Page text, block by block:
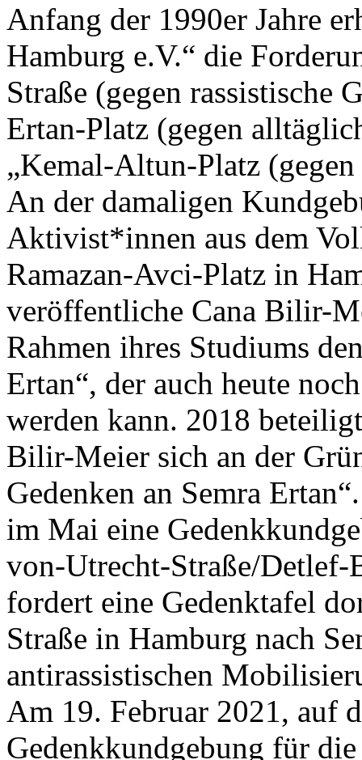
Anfang der 1990er Jahre
Hamburg e.V.“ die
Straße (gegen rassistische
Ertan-Platz (gegen
„Kemal-Altun-Platz
An der damaligen
Aktivist*innen aus dem
Ramazan-Avci-Platz in
veröffentliche Cana Bilir-
Rahmen ihres Studiums
Ertan“, der auch heute
werden kann. 2018
Bilir-Meier sich an der
Gedenken an Semra
im Mai eine
von-Utrecht-Straße/Detlef-
fordert eine Gedenktafel
Straße in Hamburg nach
antirassistischen
Am 19. Februar 2021, auf
Gedenkkundgebung für